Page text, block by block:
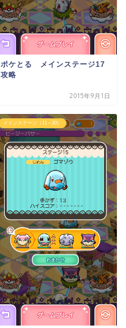
ポケとる メインステージ17
攻略
2015年9月1日
メインステージ（11～20）